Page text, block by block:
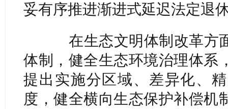
妥有序推进渐进式延迟法定退
在生态文明体制改革方
体制，健全生态环境治理体系
提出实施分区域、差异化、
度，健全横向生态保护补偿机